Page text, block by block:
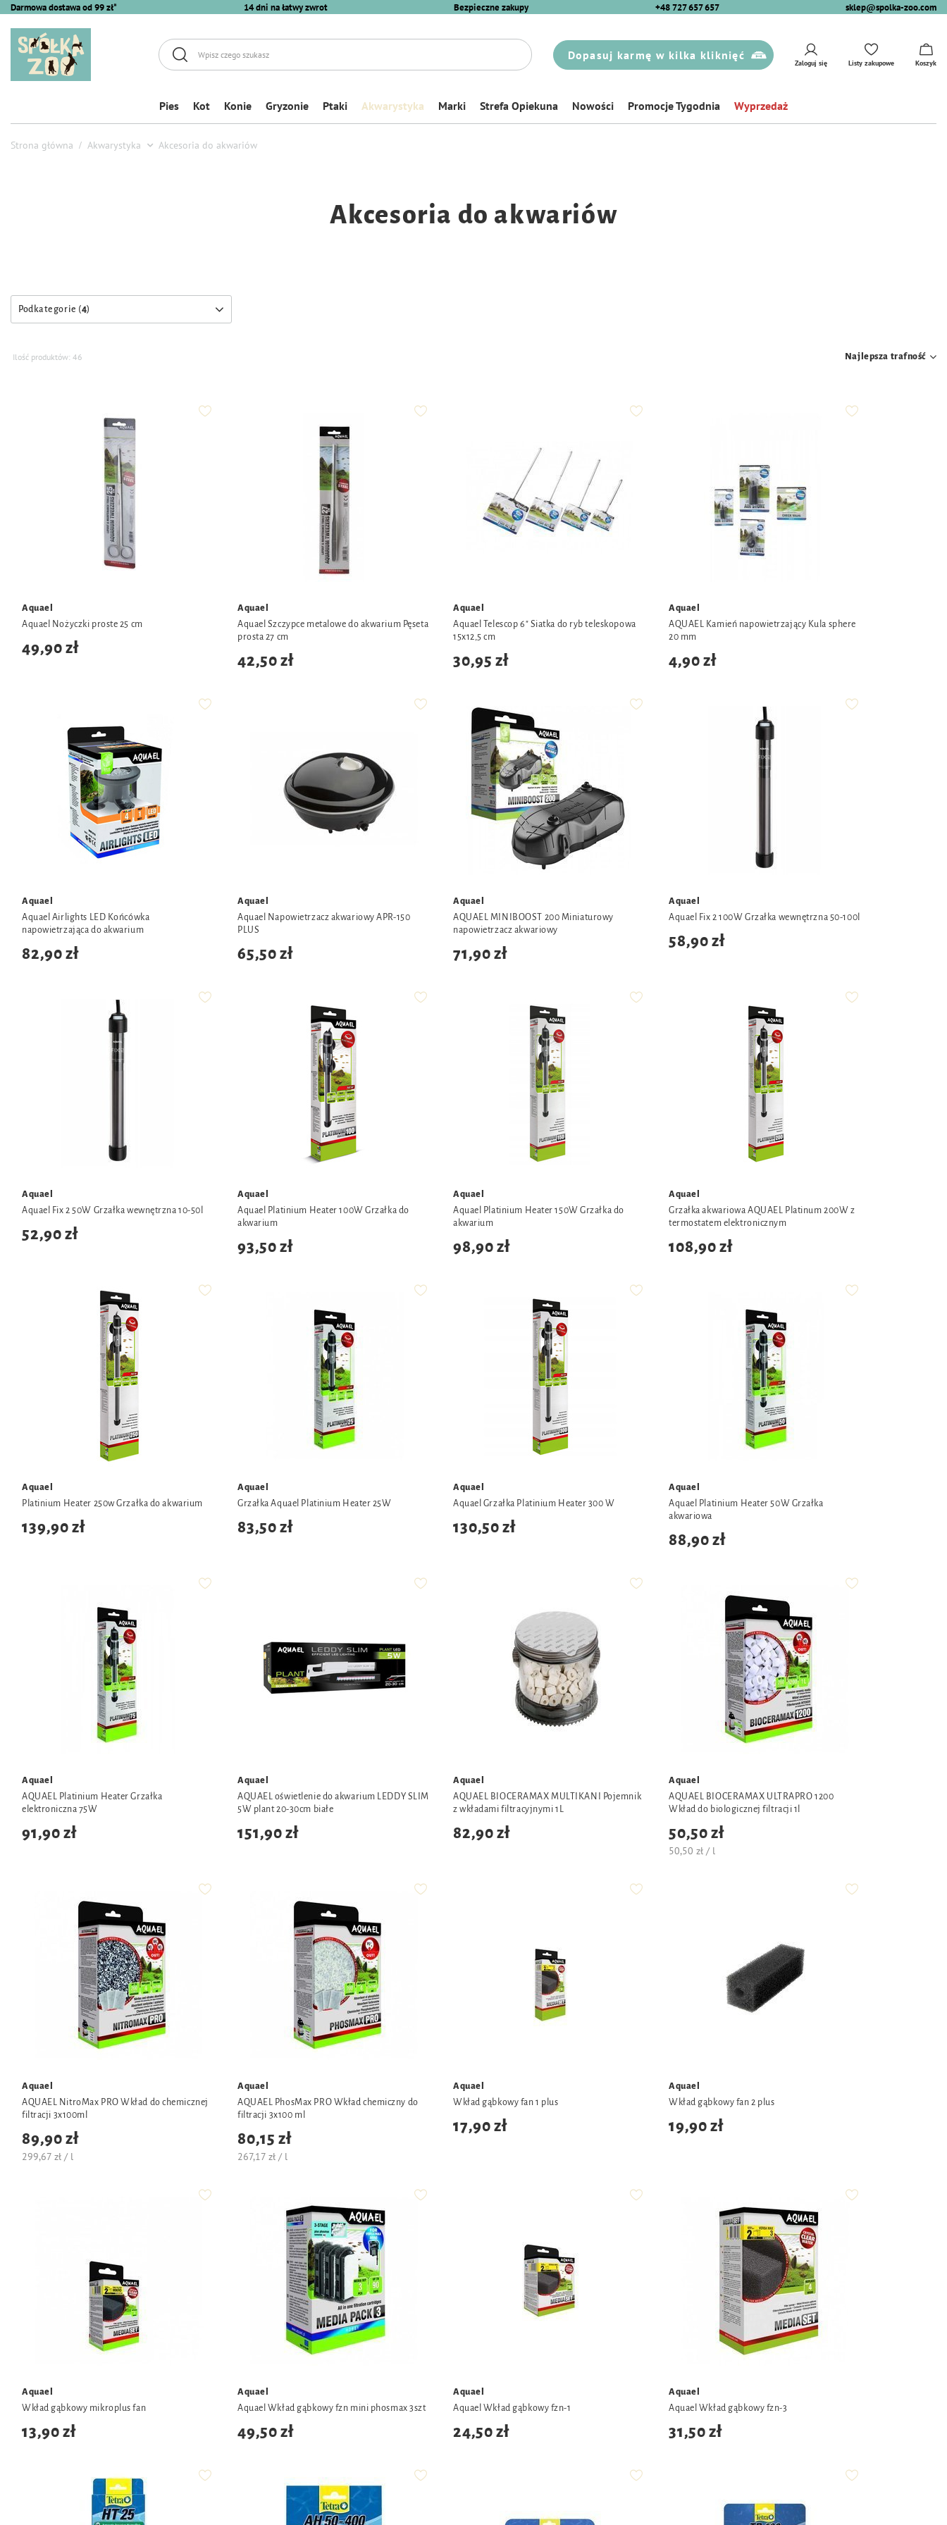
Darmowa dostawa od 99 zł* 14 dni na łatwy zwrot Bezpieczne zakupy +48 727 657 657 sklep@spolka-zoo.com
Dopasuj karmę w kilka kliknięć
Zaloguj się Listy zakupowe Koszyk
Pies Kot Konie Gryzonie Ptaki Akwarystyka Marki Strefa Opiekuna Nowości Promocje Tygodnia Wyprzedaż
Strona główna Akwarystyka Akcesoria do akwariów
Akcesoria do akwariów
Podkategorie (4)
Ilość produktów: 46 Najlepsza trafność
Aquael
Aquael Nożyczki proste 25 cm
49,90 zł
Aquael
Aquael Szczypce metalowe do akwarium Pęseta
prosta 27 cm
42,50 zł
Aquael
Aquael Telescop 6" Siatka do ryb teleskopowa
15x12,5 cm
30,95 zł
Aquael
AQUAEL Kamień napowietrzający Kula sphere
20 mm
4,90 zł
Aquael
Aquael Airlights LED Końcówka
napowietrzająca do akwarium
82,90 zł
Aquael
Aquael Napowietrzacz akwariowy APR-150
PLUS
65,50 zł
Aquael
AQUAEL MINIBOOST 200 Miniaturowy
napowietrzacz akwariowy
71,90 zł
Aquael
Aquael Fix 2 100W Grzałka wewnętrzna 50-100l
58,90 zł
Aquael
Aquael Fix 2 50W Grzałka wewnętrzna 10-50l
52,90 zł
Aquael
Aquael Platinium Heater 100W Grzałka do
akwarium
93,50 zł
Aquael
Aquael Platinium Heater 150W Grzałka do
akwarium
98,90 zł
Aquael
Grzałka akwariowa AQUAEL Platinum 200W z
termostatem elektronicznym
108,90 zł
Aquael
Platinium Heater 250w Grzałka do akwarium
139,90 zł
Aquael
Grzałka Aquael Platinium Heater 25W
83,50 zł
Aquael
Aquael Grzałka Platinium Heater 300 W
130,50 zł
Aquael
Aquael Platinium Heater 50W Grzałka
akwariowa
88,90 zł
Aquael
AQUAEL Platinium Heater Grzałka
elektroniczna 75W
91,90 zł
Aquael
AQUAEL oświetlenie do akwarium LEDDY SLIM
5W plant 20-30cm białe
151,90 zł
Aquael
AQUAEL BIOCERAMAX MULTIKANI Pojemnik
z wkładami filtracyjnymi 1L
82,90 zł
Aquael
AQUAEL BIOCERAMAX ULTRAPRO 1200
Wkład do biologicznej filtracji 1l
50,50 zł
50,50 zł / l
Aquael
AQUAEL NitroMax PRO Wkład do chemicznej
filtracji 3x100ml
89,90 zł
299,67 zł / l
Aquael
AQUAEL PhosMax PRO Wkład chemiczny do
filtracji 3x100 ml
80,15 zł
267,17 zł / l
Aquael
Wkład gąbkowy fan 1 plus
17,90 zł
Aquael
Wkład gąbkowy fan 2 plus
19,90 zł
Aquael
Wkład gąbkowy mikroplus fan
13,90 zł
Aquael
Aquael Wkład gąbkowy fzn mini phosmax 3szt
49,50 zł
Aquael
Aquael Wkład gąbkowy fzn-1
24,50 zł
Aquael
Aquael Wkład gąbkowy fzn-3
31,50 zł